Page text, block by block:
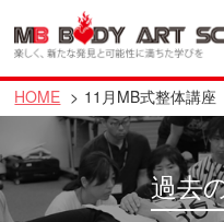
HOME 11月MB式整体講座
過去